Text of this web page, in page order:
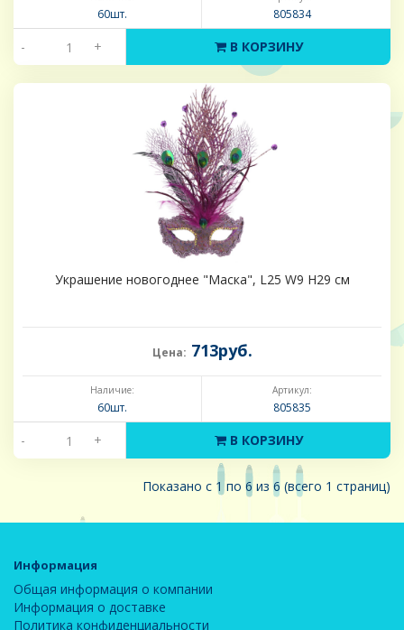
60шт. 805834
- + В КОРЗИНУ
Украшение новогоднее "Маска", L25 W9 H29 см
Цена: 713руб.
Наличие:
60шт.
Артикул:
805835
- + В КОРЗИНУ
Показано с 1 по 6 из 6 (всего 1 страниц)
Информация
Общая информация о компании
Информация о доставке
Политика конфиденциальности